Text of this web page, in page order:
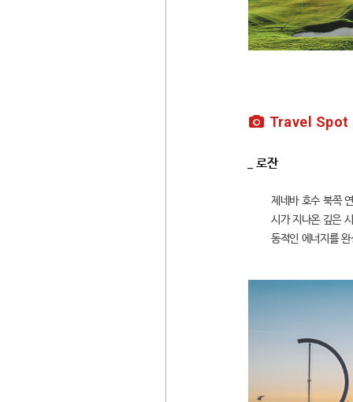
Travel Spot
_ 로잔
제네바 호수 북쪽
시가 지나온 깊은
동적인 에너지를